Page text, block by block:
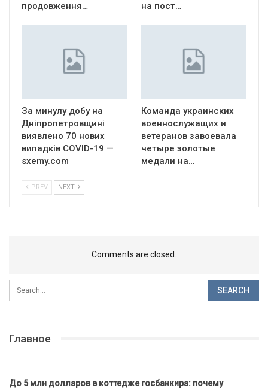
продовження…
на пост…
За минулу добу на
Дніпропетровщині
виявлено 70 нових
випадків COVID-19 —
sxemy.com
Команда украинских
военнослужащих и
ветеранов завоевала
четыре золотые
медали на…
PREV NEXT
Comments are closed.
Главное
До 5 млн долларов в коттедже госбанкира: почему